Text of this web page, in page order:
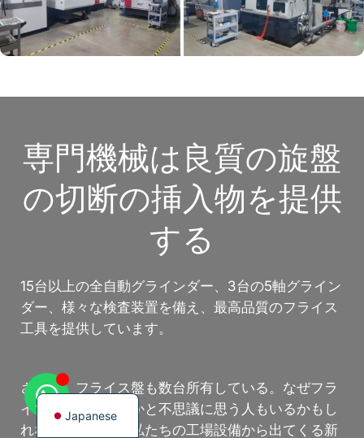
専門機械は良質の旋盤
の切断の挿入物を提供
する
15台以上の全自動グラインダー、3台の5軸グライン
ダー、様々な検査装置を備え、最高品質のフライス
工具を提供しています。
さらに、フライス盤も数台所有している。なぜフラ
イス盤が必要なのかと不思議に思う人もいるかもし
れない。それは、私たちの工場設備から出てくる新
Japanese
English
Spanish
Italian
Russian
French
Korean